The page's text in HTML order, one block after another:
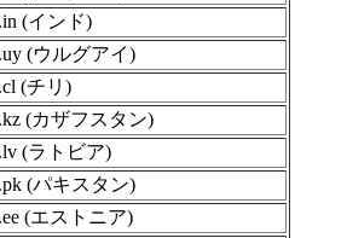
.in (インド)
.uy (ウルグアイ)
.cl (チリ)
.kz (カザフスタン)
.lv (ラトビア)
.pk (パキスタン)
.ee (エストニア)